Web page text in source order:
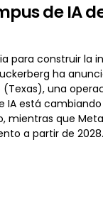
de IA
para construir
ha
una
está
que
a partir de